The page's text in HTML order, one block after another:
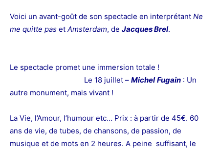
Voici un avant-goût de son spectacle en interprétant Ne
me quitte pas et Amsterdam, de Jacques Brel.
Le spectacle promet une immersion totale !
Le 18 juillet – Michel Fugain : Un
autre monument, mais vivant !
La Vie, l’Amour, l’humour etc… Prix : à partir de 45€. 60
ans de vie, de tubes, de chansons, de passion, de
musique et de mots en 2 heures. A peine suffisant, le